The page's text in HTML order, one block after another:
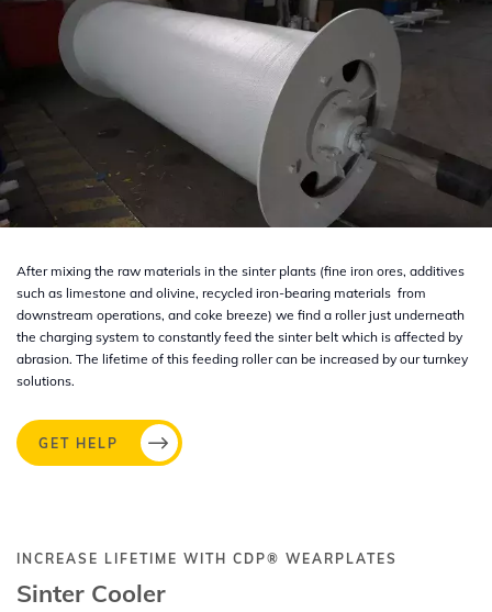
After mixing the raw materials in the sinter plants (fine iron ores, additives
such as limestone and olivine, recycled iron-bearing materials from
downstream operations, and coke breeze) we find a roller just underneath
the charging system to constantly feed the sinter belt which is affected by
abrasion. The lifetime of this feeding roller can be increased by our turnkey
solutions.
GET HELP
INCREASE LIFETIME WITH CDP® WEARPLATES
Sinter Cooler